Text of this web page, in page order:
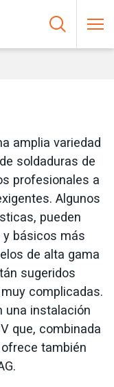
amplia variedad
soldaduras de
profesionales a
Algunos
pueden
básicos más
de alta gama
sugeridos
complicadas.
una instalación
que, combinada
también